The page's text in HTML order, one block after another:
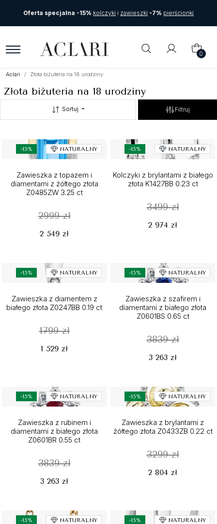
Oferta specjalna -15% kolczyki i zawieszki -7% pierścionki
0
Aclari Złota biżuteria na 18 urodziny
Złota biżuteria na 18 urodziny
Sortuj Filtruj
-15% NATURALNY
Zawieszka z topazem i
diamentami z żółtego złota
Z0485ZW 3.25 ct
2999 zł
2 549 zł
-15% NATURALNY
Kolczyki z brylantami z białego
złota K1427BB 0.23 ct
3499 zł
2 974 zł
-15% NATURALNY
Zawieszka z diamentem z
białego złota Z0247BB 0.19 ct
1799 zł
1 529 zł
-15% NATURALNY
Zawieszka z szafirem i
diamentami z białego złota
Z0601BS 0.65 ct
3839 zł
3 263 zł
-15% NATURALNY
Zawieszka z rubinem i
diamentami z białego złota
Z0601BR 0.55 ct
3839 zł
3 263 zł
-15% NATURALNY
Zawieszka z brylantami z
żółtego złota Z0433ZB 0.22 ct
3299 zł
2 804 zł
-15% NATURALNY -15% NATURALNY